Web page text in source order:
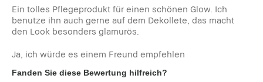
Ein tolles Pflegeprodukt für einen schönen Glow. Ich
benutze ihn auch gerne auf dem Dekollete, das macht
den Look besonders glamurös.
Ja, ich würde es einem Freund empfehlen
Fanden Sie diese Bewertung hilfreich?